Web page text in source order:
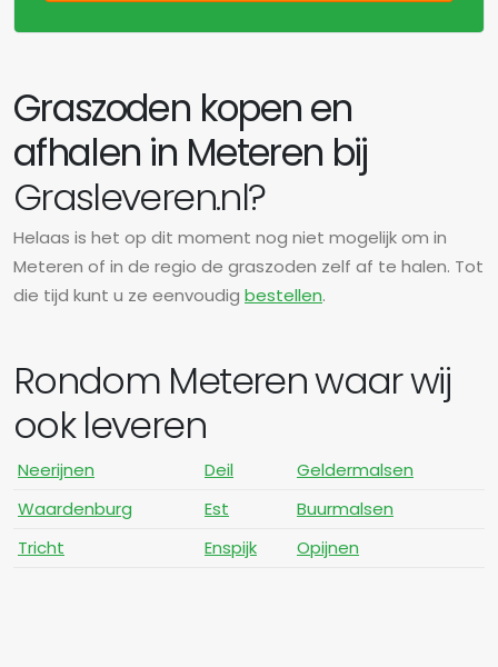
Graszoden kopen en
afhalen in Meteren bij
Grasleveren.nl?
Helaas is het op dit moment nog niet mogelijk om in
Meteren of in de regio de graszoden zelf af te halen. Tot
die tijd kunt u ze eenvoudig bestellen.
Rondom Meteren waar wij
ook leveren
Neerijnen Deil
Geldermalsen
Waardenburg
Est
Buurmalsen
Tricht
Enspijk Opijnen